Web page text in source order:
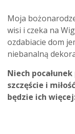
Moja
wisi i czeka na
ozdabiacie dom
niebanalną
Niech
szczęście i
będzie ich